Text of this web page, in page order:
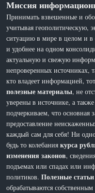
Миссия
Принимать взвешенные и
учитывая геополитическую,
ситуацию в мире в целом и в
и удобнее на одном
актуальную и свежую
непроверенных источниках,
кто владеет информацией,
полезные материалы, не
уверены в источнике, а
подчеркиваем, что основная
предоставление
каждый сам для себя! Ни
будь то колебаниякурса
изменения законов,
подъемах или спадах или
политиков.Полезные статьи
обрабатываются